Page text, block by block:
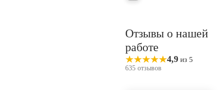
Отзывы о нашей
работе
4,9 из 5
635 отзывов